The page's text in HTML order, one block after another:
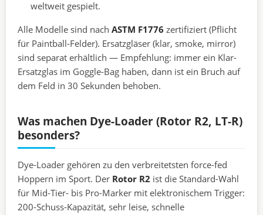
weltweit gespielt.
Alle Modelle sind nach ASTM F1776 zertifiziert (Pflicht
für Paintball-Felder). Ersatzgläser (klar, smoke, mirror)
sind separat erhältlich — Empfehlung: immer ein Klar-
Ersatzglas im Goggle-Bag haben, dann ist ein Bruch auf
dem Feld in 30 Sekunden behoben.
Was machen Dye-Loader (Rotor R2, LT-R)
besonders?
Dye-Loader gehören zu den verbreitetsten force-fed
Hoppern im Sport. Der Rotor R2 ist die Standard-Wahl
für Mid-Tier- bis Pro-Marker mit elektronischem Trigger:
200-Schuss-Kapazität, sehr leise, schnelle